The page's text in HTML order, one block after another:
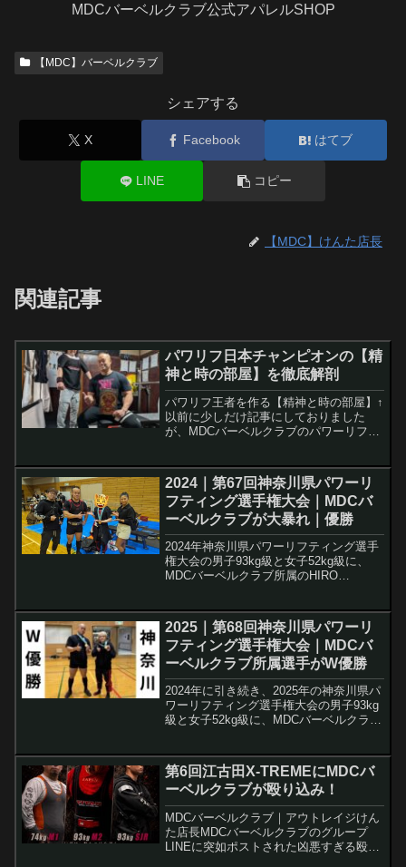
MDCバーベルクラブ公式アパレルSHOP
【MDC】バーベルクラブ
シェアする
X Facebook はてブ
LINE コピー
【MDC】けんた店長
関連記事
パワリフ日本チャンピオンの【精
神と時の部屋】を徹底解剖
パワリフ王者を作る【精神と時の部屋】↑
以前に少しだけ記事にしておりました
が、MDCバーベルクラブのパワーリフテ
の部屋（変態以外入室禁止）という鍛錬
部屋があ...
2024｜第67回神奈川県パワーリ
フティング選⼿権⼤会｜MDCバ
ーベルクラブが大暴れ｜優勝
2024年神奈川県パワーリフティング選手
権大会の男子93kg級と女子52kg級に、
MDCバーベルクラブ所属のHIRO
HIRO氏はデッドリフトが惜しくも白フ
ラ...
2025｜第68回神奈川県パワーリ
フティング選⼿権⼤会｜MDCバ
ーベルクラブ所属選手がW優勝
2024年に引き続き、2025年の神奈川県パ
ワーリフティング選手権大会の男子93kg
級と女子52kg級に、MDCバーベルクラブ
いりました。HIRO氏は前回...
第6回江古田X-TREMEにMDCバ
ーベルクラブが殴り込み！
MDCバーベルクラブ｜アウトレイジけん
た店長MDCバーベルクラブのグループ
LINEに突如ポストされた凶悪すぎる殴り